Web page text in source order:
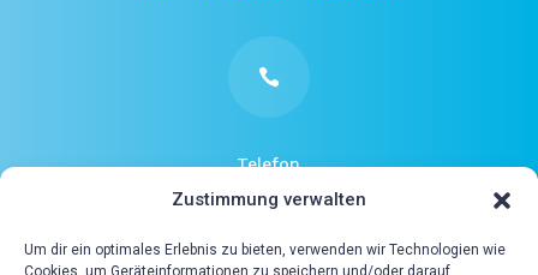
Zustimmung verwalten
Um dir ein optimales Erlebnis zu bieten, verwenden wir Technologien wie
Cookies, um Geräteinformationen zu speichern und/oder darauf

Telefon
0049 6221 / 1867490